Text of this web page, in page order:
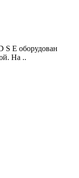
S E оборудован
На ..